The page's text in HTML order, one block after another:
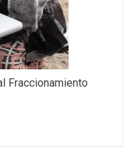
Fraccionamiento